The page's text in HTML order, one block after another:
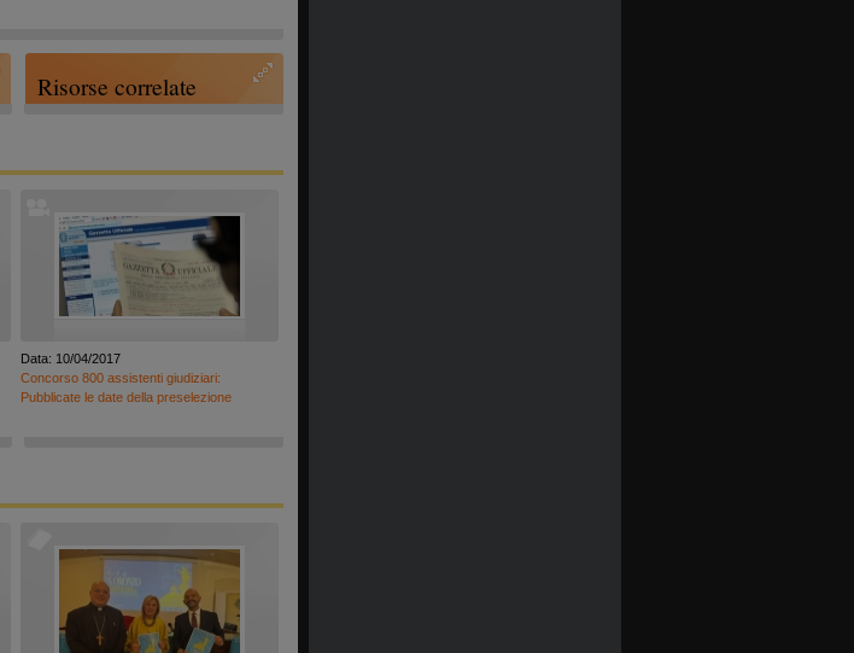
Risorse correlate
Data: 10/04/2017
Concorso 800 assistenti giudiziari:
Pubblicate le date della preselezione